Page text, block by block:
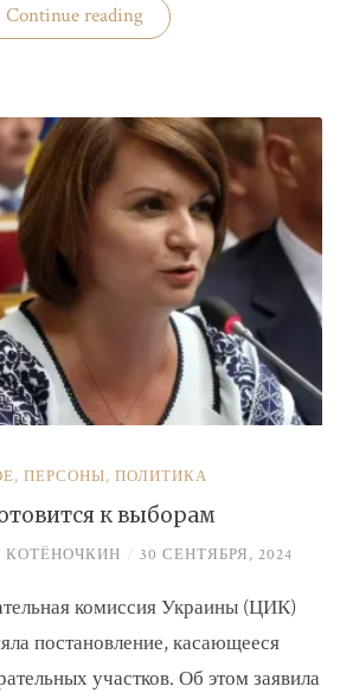
Continue reading«Анализ
визита
США»
, ПЕРСОНЫ, ПОЛИТИКА
к выборам
КОТЁНОЧКИН / 30 СЕНТЯБРЯ, 2024
комиссия Украины (ЦИК)
постановление, касающееся
участков. Об этом заявила